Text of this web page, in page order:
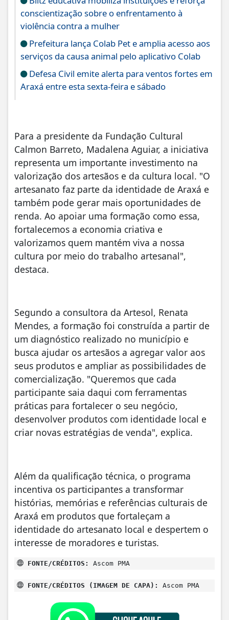
conscientização sobre o enfrentamento à
violência contra a mulher
Prefeitura lança Colab Pet e amplia acesso aos
serviços da causa animal pelo aplicativo Colab
Defesa Civil emite alerta para ventos fortes em
Araxá entre esta sexta-feira e sábado
Para a presidente da Fundação Cultural
Calmon Barreto, Madalena Aguiar, a iniciativa
representa um importante investimento na
valorização dos artesãos e da cultura local. "O
artesanato faz parte da identidade de Araxá e
também pode gerar mais oportunidades de
renda. Ao apoiar uma formação como essa,
fortalecemos a economia criativa e
valorizamos quem mantém viva a nossa
cultura por meio do trabalho artesanal",
destaca.
Segundo a consultora da Artesol, Renata
Mendes, a formação foi construída a partir de
um diagnóstico realizado no município e
busca ajudar os artesãos a agregar valor aos
seus produtos e ampliar as possibilidades de
comercialização. "Queremos que cada
participante saia daqui com ferramentas
práticas para fortalecer o seu negócio,
desenvolver produtos com identidade local e
criar novas estratégias de venda", explica.
Além da qualificação técnica, o programa
incentiva os participantes a transformar
histórias, memórias e referências culturais de
Araxá em produtos que fortaleçam a
identidade do artesanato local e despertem o
interesse de moradores e turistas.
FONTE/CRÉDITOS: Ascom PMA
FONTE/CRÉDITOS (IMAGEM DE CAPA): Ascom PMA